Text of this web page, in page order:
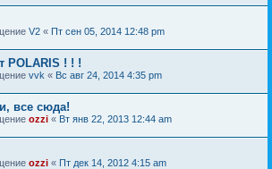
V2 « Пт сен 05, 2014 12:48 pm
POLARIS ! ! !
vvk « Вс авг 24, 2014 4:35 pm
все сюда!
ozzi « Вт янв 22, 2013 12:44 am
ozzi « Пт дек 14, 2012 4:15 am